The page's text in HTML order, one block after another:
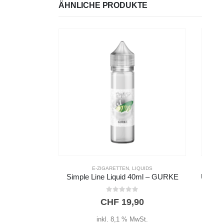
ÄHNLICHE PRODUKTE
NICHT VORRÄTIG
E-ZIGARETTEN,E-ZIGARETTEN
UWELL CALIBURN G2 POD-SYSTEM – Pyrrole Scarlet
CHF 39,90
inkl. 8,1 % MwSt.